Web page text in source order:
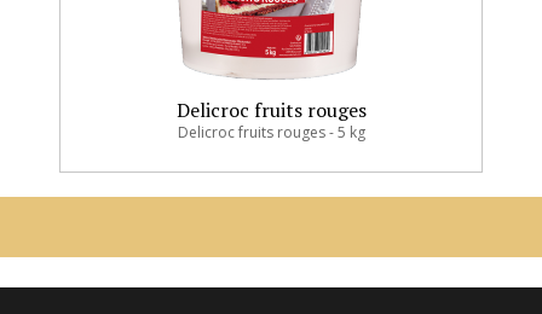
Delicroc fruits rouges
Delicroc fruits rouges - 5 kg